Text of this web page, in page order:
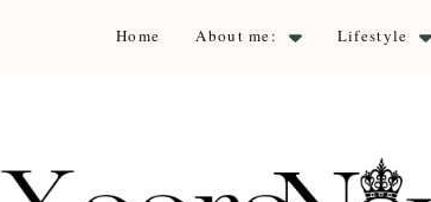
Home About me: Lifestyle